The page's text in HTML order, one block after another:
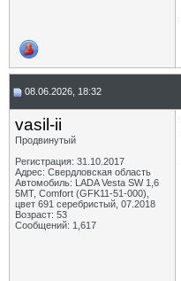
08.06.2026, 18:32
vasil-ii
Продвинутый
Регистрация: 31.10.2017
Адрес: Свердловская область
Автомобиль: LADA Vesta SW 1,6
5МТ, Comfort (GFK11-51-000),
цвет 691 серебристый, 07.2018
Возраст: 53
Сообщений: 1,617